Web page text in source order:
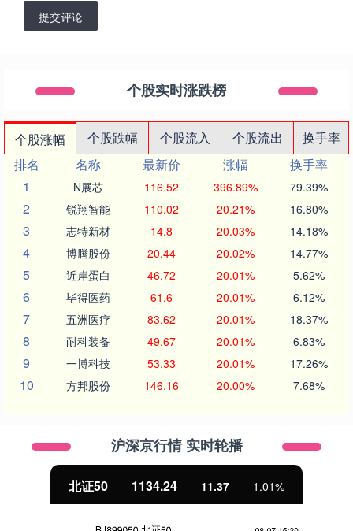
提交评论
个股实时涨跌榜
个股涨幅 个股跌幅 个股流入 个股流出
换手率
排名
名称 最新价 涨幅
换手率
1
N展芯 116.52 396.89% 79.39%
2 锐翔智能 110.02 20.21% 16.80%
3 志特新材 14.8 20.03% 14.18%
4 博腾股份 20.44 20.02% 14.77%
5 近岸蛋白 46.72 20.01% 5.62%
6 毕得医药 61.6 20.01% 6.12%
7 五洲医疗 83.62 20.01% 18.37%
8 耐科装备 49.67 20.01% 6.83%
9 一博科技 53.33 20.01% 17.26%
10 方邦股份 146.16 20.00% 7.68%
沪深京行情 实时轮播
北证50 1134.24 11.37 1.01%